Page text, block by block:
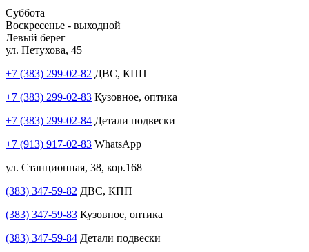
Суббота
Воскресенье - выходной
Левый берег
ул. Петухова, 45
+7 (383) 299-02-82 ДВС, КПП
+7 (383) 299-02-83 Кузовное, оптика
+7 (383) 299-02-84 Детали подвески
+7 (913) 917-02-83 WhatsApp
ул. Станционная, 38, кор.168
(383) 347-59-82 ДВС, КПП
(383) 347-59-83 Кузовное, оптика
(383) 347-59-84 Детали подвески